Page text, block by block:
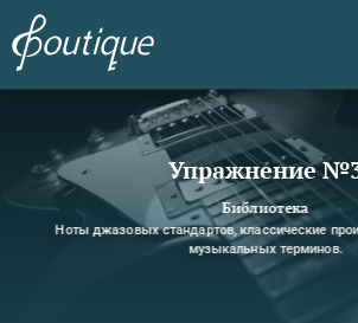
Упражнение
Библиотека
Ноты джазовых стандартов, классические
музыкальных терминов.